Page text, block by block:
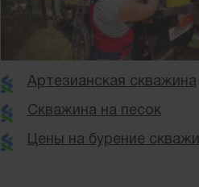
Артезианская скважина
Скважина на песок
Цены на бурение